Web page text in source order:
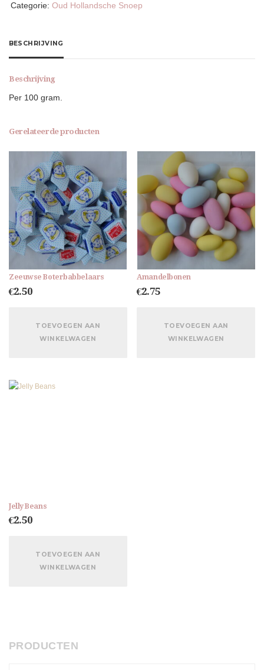
Categorie: Oud Hollandsche Snoep
BESCHRIJVING
Beschrijving
Per 100 gram.
Gerelateerde producten
Zeeuwse Boterbabbelaars
€2.50
TOEVOEGEN AAN
WINKELWAGEN
Amandelbonen
€2.75
TOEVOEGEN AAN
WINKELWAGEN
Jelly Beans
€2.50
TOEVOEGEN AAN
WINKELWAGEN
PRODUCTEN